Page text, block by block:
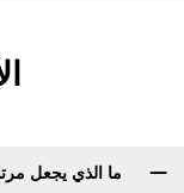
ما الذي يجعل